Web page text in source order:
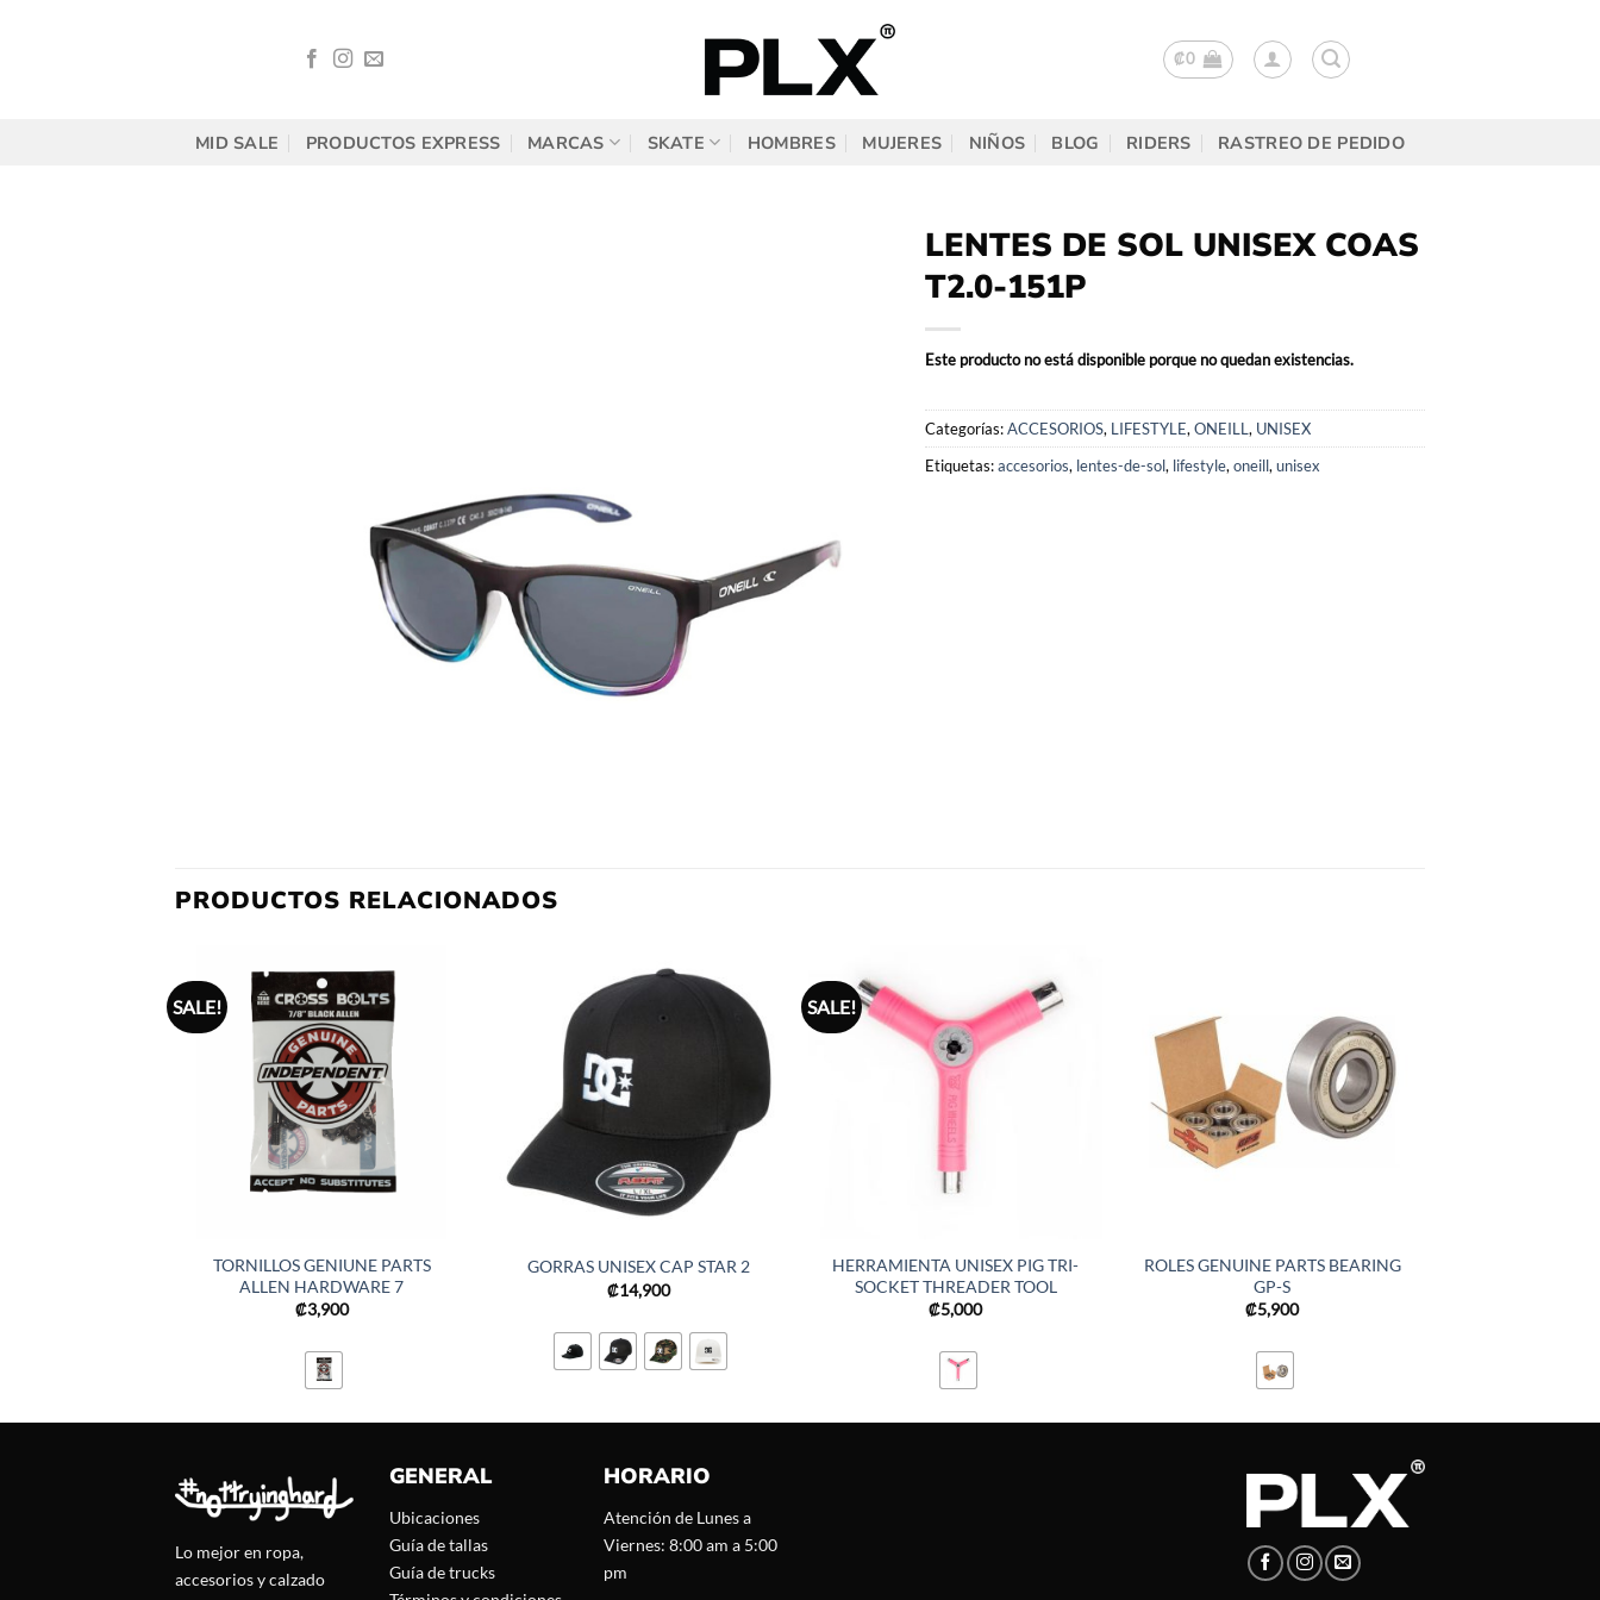
₡0
MID SALE PRODUCTOS EXPRESS MARCAS SKATE HOMBRES MUJERES NIÑOS BLOG RIDERS RASTREO DE PEDIDO
LENTES DE SOL UNISEX COAS
T2.0-151P
Este producto no está disponible porque no quedan existencias.
Categorías:ACCESORIOS, LIFESTYLE, ONEILL , UNISEX
Etiquetas:accesorios, lentes-de-sol, lifestyle, oneill, unisex
PRODUCTOS RELACIONADOS
SALE!
TORNILLOS GENIUNE PARTS
ALLEN HARDWARE 7
₡3,900
GORRAS UNISEX CAP STAR 2
₡14,900
SALE!
HERRAMIENTA UNISEX PIG TRI-
SOCKET THREADER TOOL
₡5,000
ROLES GENUINE PARTS BEARING
GP-S
₡5,900
Lo mejor en ropa,
accesorios y calzado
GENERAL
Ubicaciones
Guía de tallas
Guía de trucks
HORARIO
Atención de Lunes a
Viernes: 8:00 am a 5:00
pm